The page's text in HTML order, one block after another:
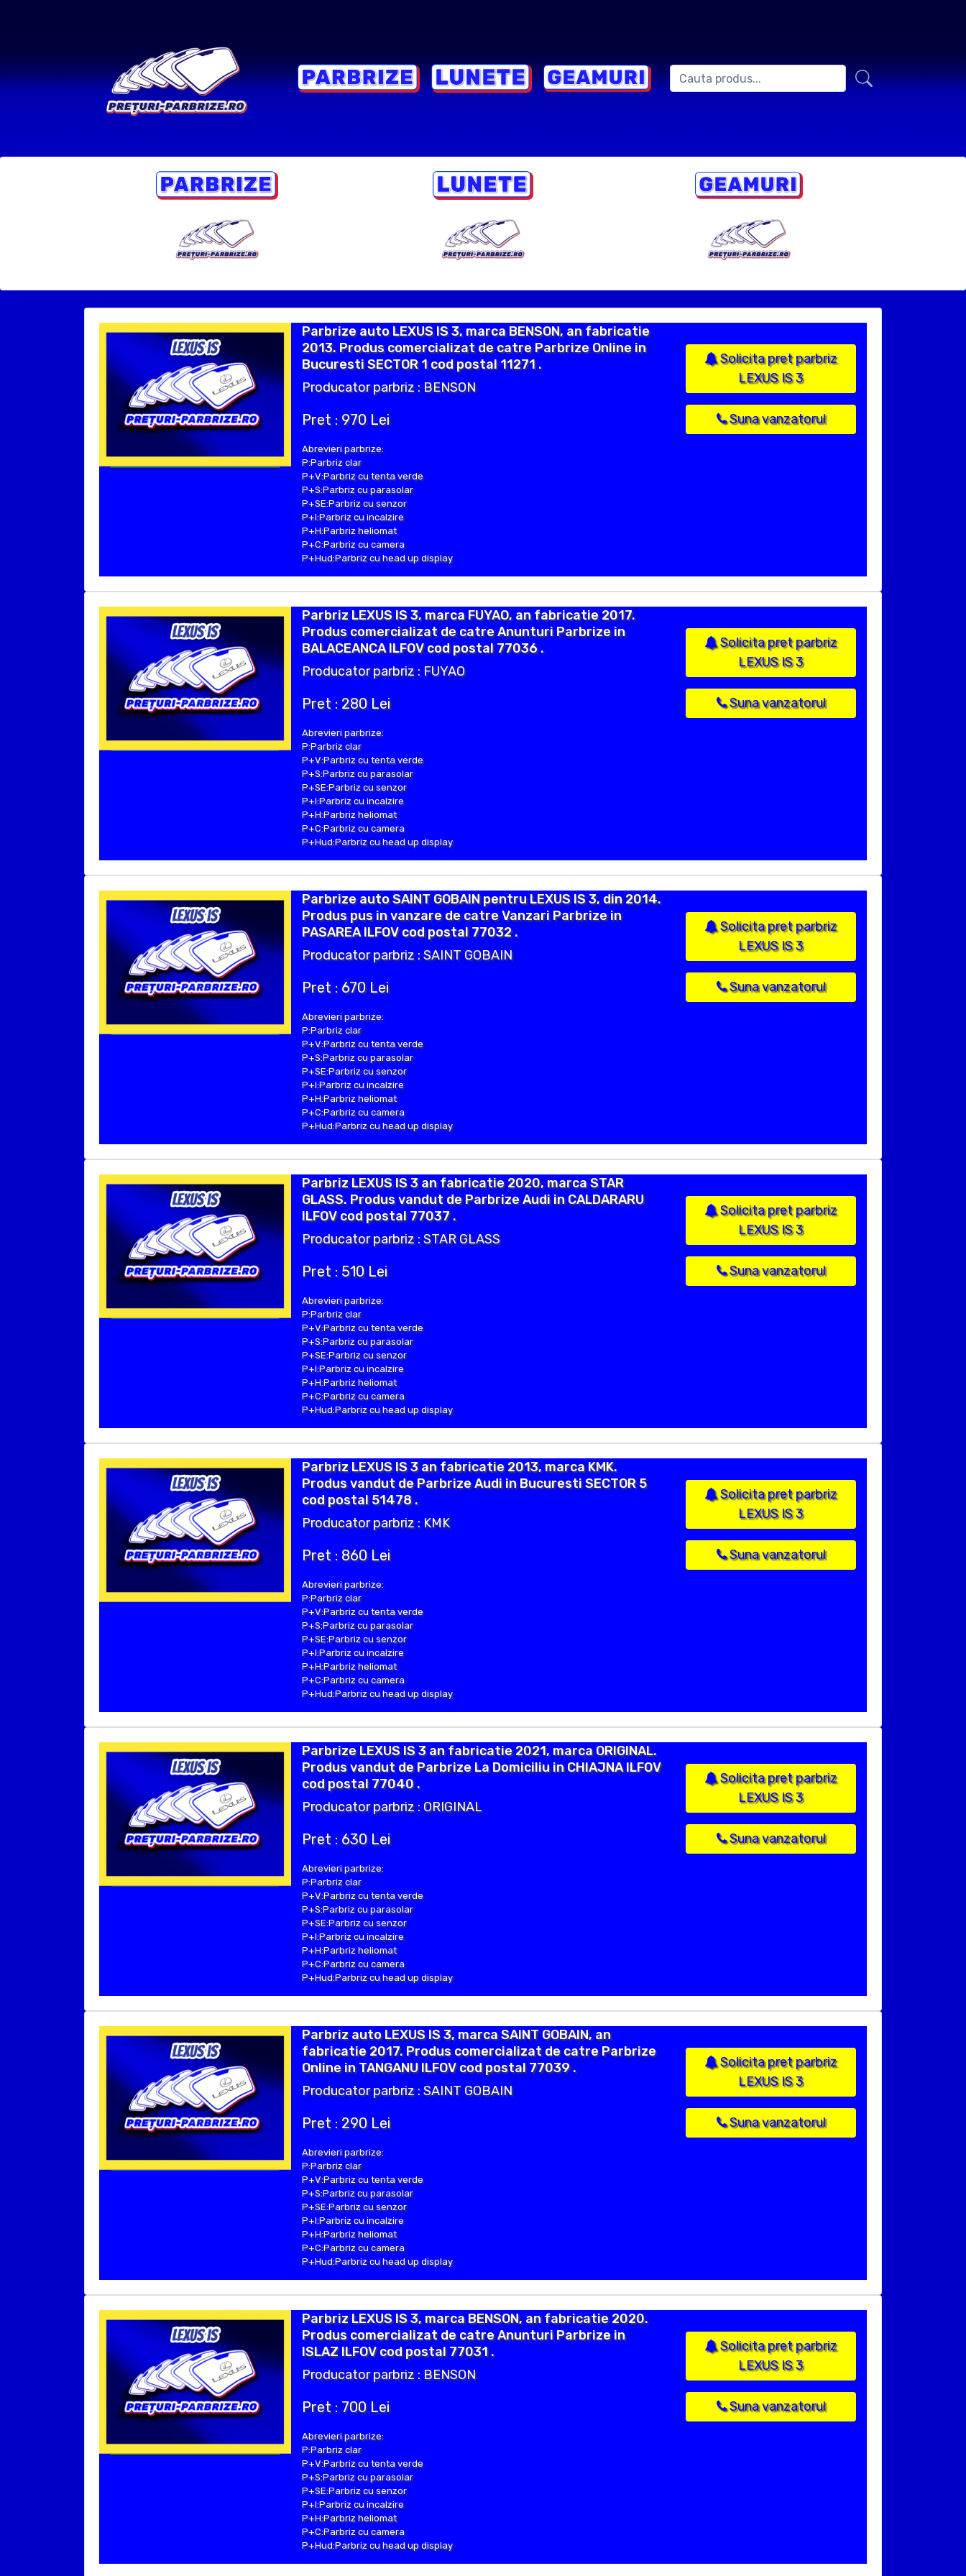
Parbrize auto LEXUS IS 3, marca BENSON, an fabricatie
2013. Produs comercializat de catre Parbrize Online in
Bucuresti SECTOR 1 cod postal 11271 .
Producator parbriz : BENSON
Pret : 970 Lei
Abrevieri parbrize:
P:Parbriz clar
P+V:Parbriz cu tenta verde
P+S:Parbriz cu parasolar
P+SE:Parbriz cu senzor
P+I:Parbriz cu incalzire
P+H:Parbriz heliomat
P+C:Parbriz cu camera
P+Hud:Parbriz cu head up display
Solicita pret parbriz
LEXUS IS 3
Suna vanzatorul
Parbriz LEXUS IS 3, marca FUYAO, an fabricatie 2017.
Produs comercializat de catre Anunturi Parbrize in
BALACEANCA ILFOV cod postal 77036 .
Producator parbriz : FUYAO
Pret : 280 Lei
Abrevieri parbrize:
P:Parbriz clar
P+V:Parbriz cu tenta verde
P+S:Parbriz cu parasolar
P+SE:Parbriz cu senzor
P+I:Parbriz cu incalzire
P+H:Parbriz heliomat
P+C:Parbriz cu camera
P+Hud:Parbriz cu head up display
Solicita pret parbriz
LEXUS IS 3
Suna vanzatorul
Parbrize auto SAINT GOBAIN pentru LEXUS IS 3, din 2014.
Produs pus in vanzare de catre Vanzari Parbrize in
PASAREA ILFOV cod postal 77032 .
Producator parbriz : SAINT GOBAIN
Pret : 670 Lei
Abrevieri parbrize:
P:Parbriz clar
P+V:Parbriz cu tenta verde
P+S:Parbriz cu parasolar
P+SE:Parbriz cu senzor
P+I:Parbriz cu incalzire
P+H:Parbriz heliomat
P+C:Parbriz cu camera
P+Hud:Parbriz cu head up display
Solicita pret parbriz
LEXUS IS 3
Suna vanzatorul
Parbriz LEXUS IS 3 an fabricatie 2020, marca STAR
GLASS. Produs vandut de Parbrize Audi in CALDARARU
ILFOV cod postal 77037 .
Producator parbriz : STAR GLASS
Pret : 510 Lei
Abrevieri parbrize:
P:Parbriz clar
P+V:Parbriz cu tenta verde
P+S:Parbriz cu parasolar
P+SE:Parbriz cu senzor
P+I:Parbriz cu incalzire
P+H:Parbriz heliomat
P+C:Parbriz cu camera
P+Hud:Parbriz cu head up display
Solicita pret parbriz
LEXUS IS 3
Suna vanzatorul
Parbriz LEXUS IS 3 an fabricatie 2013, marca KMK.
Produs vandut de Parbrize Audi in Bucuresti SECTOR 5
cod postal 51478 .
Producator parbriz : KMK
Pret : 860 Lei
Abrevieri parbrize:
P:Parbriz clar
P+V:Parbriz cu tenta verde
P+S:Parbriz cu parasolar
P+SE:Parbriz cu senzor
P+I:Parbriz cu incalzire
P+H:Parbriz heliomat
P+C:Parbriz cu camera
P+Hud:Parbriz cu head up display
Solicita pret parbriz
LEXUS IS 3
Suna vanzatorul
Parbrize LEXUS IS 3 an fabricatie 2021, marca ORIGINAL.
Produs vandut de Parbrize La Domiciliu in CHIAJNA ILFOV
cod postal 77040 .
Producator parbriz : ORIGINAL
Pret : 630 Lei
Abrevieri parbrize:
P:Parbriz clar
P+V:Parbriz cu tenta verde
P+S:Parbriz cu parasolar
P+SE:Parbriz cu senzor
P+I:Parbriz cu incalzire
P+H:Parbriz heliomat
P+C:Parbriz cu camera
P+Hud:Parbriz cu head up display
Solicita pret parbriz
LEXUS IS 3
Suna vanzatorul
Parbriz auto LEXUS IS 3, marca SAINT GOBAIN, an
fabricatie 2017. Produs comercializat de catre Parbrize
Online in TANGANU ILFOV cod postal 77039 .
Producator parbriz : SAINT GOBAIN
Pret : 290 Lei
Abrevieri parbrize:
P:Parbriz clar
P+V:Parbriz cu tenta verde
P+S:Parbriz cu parasolar
P+SE:Parbriz cu senzor
P+I:Parbriz cu incalzire
P+H:Parbriz heliomat
P+C:Parbriz cu camera
P+Hud:Parbriz cu head up display
Solicita pret parbriz
LEXUS IS 3
Suna vanzatorul
Parbriz LEXUS IS 3, marca BENSON, an fabricatie 2020.
Produs comercializat de catre Anunturi Parbrize in
ISLAZ ILFOV cod postal 77031 .
Producator parbriz : BENSON
Pret : 700 Lei
Abrevieri parbrize:
P:Parbriz clar
P+V:Parbriz cu tenta verde
P+S:Parbriz cu parasolar
P+SE:Parbriz cu senzor
P+I:Parbriz cu incalzire
P+H:Parbriz heliomat
P+C:Parbriz cu camera
P+Hud:Parbriz cu head up display
Solicita pret parbriz
LEXUS IS 3
Suna vanzatorul